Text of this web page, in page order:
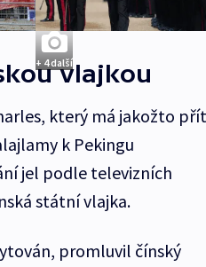
+ 4 dalšívlajkou
který má jakožto
k Pekingu
jel podle televizních
státní vlajka.
promluvil čínský